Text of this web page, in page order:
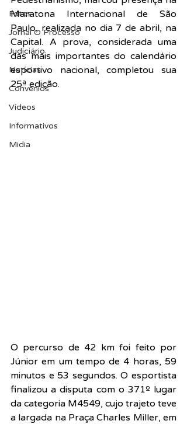
Fotos
Jornal O Processo
Judiciário
Notícias
Convênios
Vídeos
Informativos
Midia
Maratona Internacional de São
Paulo, realizada no dia 7 de abril, na
Capital. A prova, considerada uma
das mais importantes do calendário
esportivo nacional, completou sua
25ª edição.
O percurso de 42 km foi feito por
Júnior em um tempo de 4 horas, 59
minutos e 53 segundos. O esportista
finalizou a disputa com o 371º lugar
da categoria M4549, cujo trajeto teve
a largada na Praça Charles Miller, em